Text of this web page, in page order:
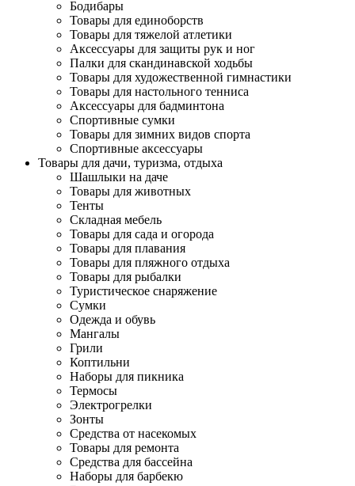
Бодибары
Товары для единоборств
Товары для тяжелой атлетики
Аксессуары для защиты рук и ног
Палки для скандинавской ходьбы
Товары для художественной гимнастики
Товары для настольного тенниса
Аксессуары для бадминтона
Спортивные сумки
Товары для зимних видов спорта
Спортивные аксессуары
Товары для дачи, туризма, отдыха
Шашлыки на даче
Товары для животных
Тенты
Складная мебель
Товары для сада и огорода
Товары для плавания
Товары для пляжного отдыха
Товары для рыбалки
Туристическое снаряжение
Сумки
Одежда и обувь
Мангалы
Грили
Коптильни
Наборы для пикника
Термосы
Электрогрелки
Зонты
Средства от насекомых
Товары для ремонта
Средства для бассейна
Наборы для барбекю